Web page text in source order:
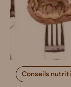
Conseils